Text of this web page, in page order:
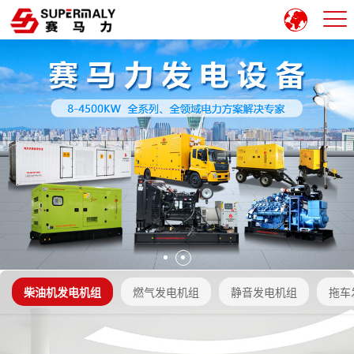
柴油机发电机组 燃气发电机组 静音发电机组 拖车